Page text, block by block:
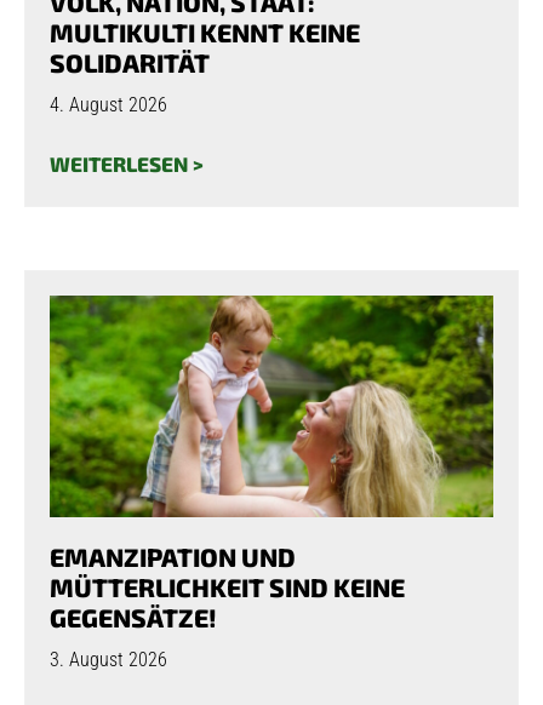
MULTIKULTI KENNT KEINE
SOLIDARITÄT
4. August 2026
WEITERLESEN >
EMANZIPATION UND
MÜTTERLICHKEIT SIND KEINE
GEGENSÄTZE!
3. August 2026